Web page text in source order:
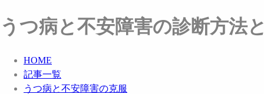
うつ病と不安障害の診断方法
HOME
記事一覧
うつ病と不安障害の克服